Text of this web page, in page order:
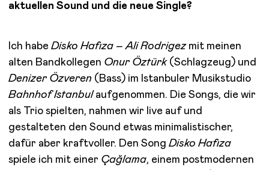
aktuellen Sound und die neue Single?
Ich habe Disko Hafıza – Ali Rodrigezmit meinen
alten Bandkollegen Onur Öztürk(Schlagzeug) und
Denizer Özveren(Bass) im Istanbuler Musikstudio
Bahnhof Istanbulaufgenommen. Die Songs, die wir
als Trio spielten, nahmen wir live auf und
gestalteten den Sound etwas minimalistischer,
dafür aber kraftvoller. Den SongDisko Hafıza
spiele ich mit einer Çağlama, einem postmodernen